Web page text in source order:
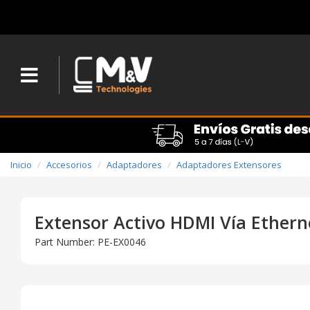
Inicio Accesorios Adaptadores Adaptadores Extensores
Extensor Activo HDMI Vía
Part Number: PE-EX0046